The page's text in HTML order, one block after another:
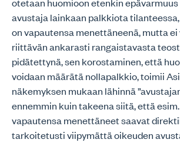
avustaja lainkaan palkkiota
on vapautensa menettäneenä, mutta
riittävän ankarasti rangaistavasta
pidätettynä, sen korostaminen, että
voidaan määrätä nollapalkkio, toimii
näkemyksen mukaan lähinnä
ennemmin kuin takeena siitä, että
vapautensa menettäneet saavat
tarkoitetusti viipymättä oikeuden